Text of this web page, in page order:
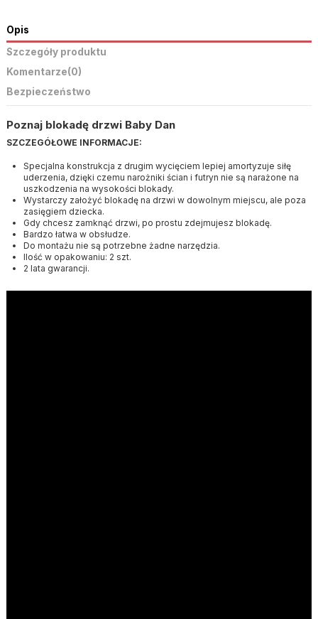
Opis
Szczegóły produktu
Komentarze(0)
Bezpieczeństwo
Poznaj blokadę drzwi Baby Dan
SZCZEGÓŁOWE INFORMACJE:
Specjalna konstrukcja z drugim wycięciem lepiej amortyzuje siłę
uderzenia, dzięki czemu narożniki ścian i futryn nie są narażone na
uszkodzenia na wysokości blokady.
Wystarczy założyć blokadę na drzwi w dowolnym miejscu, ale poza
zasięgiem dziecka.
Gdy chcesz zamknąć drzwi, po prostu zdejmujesz blokadę.
Bardzo łatwa w obsłudze.
Do montażu nie są potrzebne żadne narzędzia.
Ilość w opakowaniu: 2 szt.
2 lata gwarancji.